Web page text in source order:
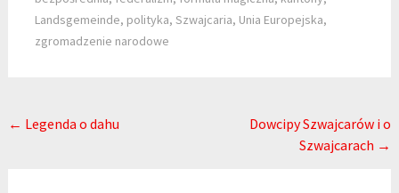
Landsgemeinde, polityka, Szwajcaria, Unia Europejska,
zgromadzenie narodowe
Post navigation
← Legenda o dahu
Dowcipy Szwajcarów i o
Szwajcarach →